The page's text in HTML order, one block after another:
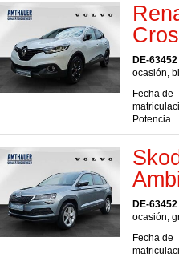
DE-
ocasión,
Fecha de
Potencia
DE-
ocasión,
Fecha de